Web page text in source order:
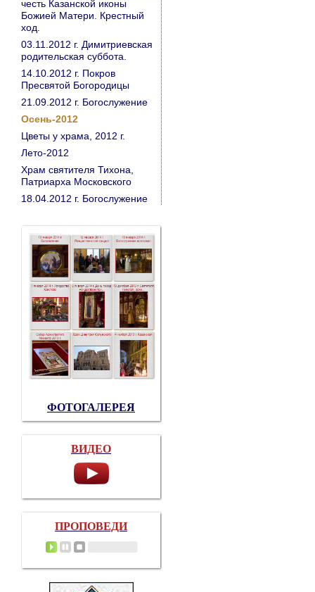
честь Казанской иконы
Божией Матери. Крестный
ход.
03.11.2012 г. Димитриевская
родительская суббота.
14.10.2012 г. Покров
Пресвятой Богородицы
21.09.2012 г. Богослужение
Осень-2012
Цветы у храма, 2012 г.
Лето-2012
Храм святителя Тихона,
Патриарха Московского
18.04.2012 г. Богослужение
ФОТОГАЛЕРЕЯ
ВИДЕО
ПРОПОВЕДИ